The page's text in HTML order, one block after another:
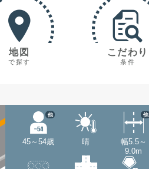
地図
で探す
こだわり
条件
45～54歳
他
晴
幅5.5～
9.0m
他